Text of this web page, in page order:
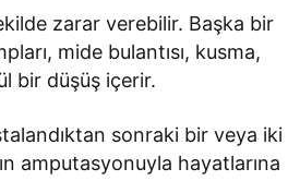
zarar verebilir. Başka bir
mide bulantısı, kusma,
bir düşüş içerir.
sonraki bir veya iki
amputasyonuyla hayatlarına